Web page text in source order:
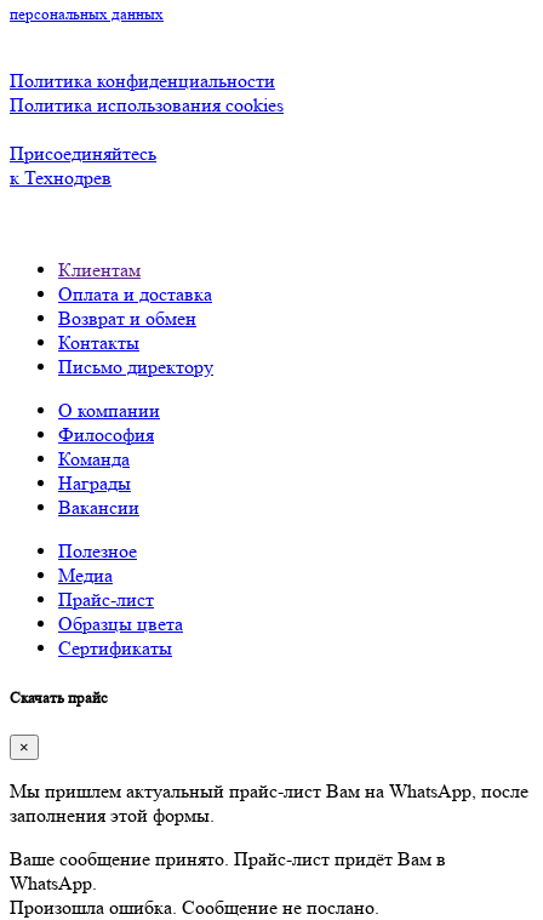
персональных данных
Политика конфиденциальности
Политика использования cookies
Присоединяйтесь
к Технодрев
Клиентам
Оплата и доставка
Возврат и обмен
Контакты
Письмо директору
О компании
Философия
Команда
Награды
Вакансии
Полезное
Медиа
Прайс-лист
Образцы цвета
Сертификаты
Скачать прайс
×
Мы пришлем актуальный прайс-лист Вам на WhatsApp, после
заполнения этой формы.
Ваше сообщение принято. Прайс-лист придёт Вам в
WhatsApp.
Произошла ошибка. Сообщение не послано.